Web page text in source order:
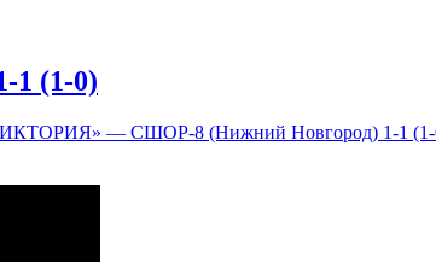
(1-0)
— СШОР-8 (Нижний Новгород) 1-1 (1-